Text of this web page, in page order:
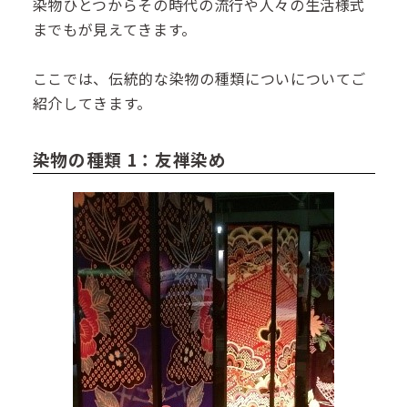
染物ひとつからその時代の流行や人々の生活様式
までもが見えてきます。
ここでは、伝統的な染物の種類についについてご
紹介してきます。
染物の種類 1：友禅染め